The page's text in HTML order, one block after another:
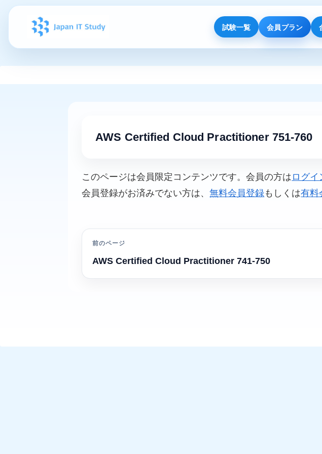
試験一覧 会員プラン
AWS Certified Cloud Practitioner 751-760
このページは会員限定コンテンツです。会員の方は ログイ
会員登録がお済みでない方は、無料会員登録もしくは有料
前のページ
AWS Certified Cloud Practitioner 741-750